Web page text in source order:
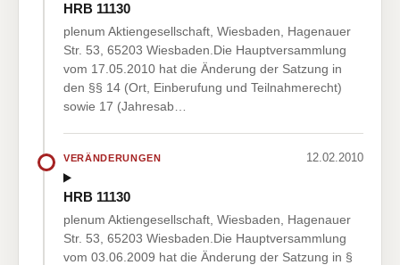
HRB 11130
plenum Aktiengesellschaft, Wiesbaden, Hagenauer
Str. 53, 65203 Wiesbaden.Die Hauptversammlung
vom 17.05.2010 hat die Änderung der Satzung in
den §§ 14 (Ort, Einberufung und Teilnahmerecht)
sowie 17 (Jahresab…
VERÄNDERUNGEN 12.02.2010
HRB 11130
plenum Aktiengesellschaft, Wiesbaden, Hagenauer
Str. 53, 65203 Wiesbaden.Die Hauptversammlung
vom 03.06.2009 hat die Änderung der Satzung in §